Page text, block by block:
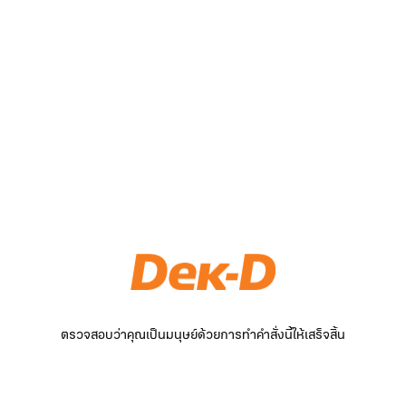
ตรวจสอบว่าคุณเป็นมนุษย์ด้วยการทำคำสั่งนี้ให้เสร็จสิ้น